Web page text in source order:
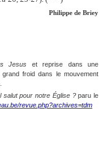
Philippe de Briey
Jesus et reprise dans une
froid dans le mouvement
salut pour notre Église ?paru le
revue.php?archives=tdm